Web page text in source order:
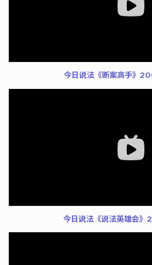
今日说法《断案高手》
今日说法《说法英雄会》